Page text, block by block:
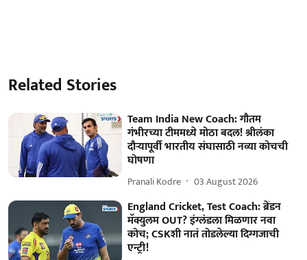
Related Stories
Team India New Coach: गौतम
गंभीरच्या टीममध्ये मोठा बदल! श्रीलंका
दौऱ्यापूर्वी भारतीय संघासाठी नव्या कोचची
घोषणा
Pranali Kodre 03 August 2026
England Cricket, Test Coach: ब्रेंडन
मॅक्युलम OUT? इंग्लंडला मिळणार नवा
कोच; CSKशी नातं तोडलेल्या दिग्गजाची
एन्ट्री!